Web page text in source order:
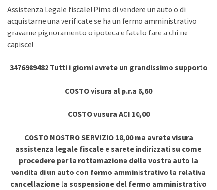
Assistenza Legale fiscale! Pima di vendere un auto o di
acquistarne una verificate se ha un fermo amministrativo
gravame pignoramento o ipoteca e fatelo fare a chi ne
capisce!
3476989482 Tutti i giorni avrete un grandissimo supporto
COSTO visura al p.r.a 6,60
COSTO vusura ACI 10,00
COSTO NOSTRO SERVIZIO 18,00 ma avrete visura
assistenza legale fiscale e sarete indirizzati su come
procedere per la rottamazione della vostra auto la
vendita di un auto con fermo amministrativo la relativa
cancellazione la sospensione del fermo amministrativo